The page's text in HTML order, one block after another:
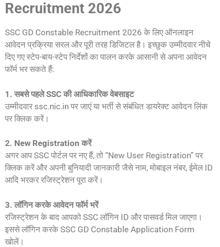
Recruitment 2026
SSC GD Constable Recruitment 2026 के लिए ऑनलाइन
आवेदन प्रक्रिया सरल और पूरी तरह डिजिटल है। इच्छुक उम्मीदवार नीचे
दिए गए स्टेप-बाय-स्टेप निर्देशों का पालन करके आसानी से अपना आवेदन
फॉर्म भर सकते हैं:
1. सबसे पहले SSC की आधिकारिक वेबसाइट
उम्मीदवार ssc.nic.in पर जाएं या भर्ती से संबंधित डायरेक्ट आवेदन लिंक
पर क्लिक करें।
2. New Registration करें
अगर आप SSC पोर्टल पर नए हैं, तो “New User Registration” पर
क्लिक करें और अपनी बुनियादी जानकारी जैसे नाम, मोबाइल नंबर, ईमेल ID
आदि भरकर रजिस्ट्रेशन पूरा करें।
3. लॉगिन करके आवेदन फॉर्म भरें
रजिस्ट्रेशन के बाद आपको SSC लॉगिन ID और पासवर्ड मिल जाएगा।
इससे लॉगिन करके SSC GD Constable Application Form
खोलें।